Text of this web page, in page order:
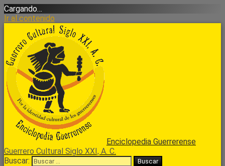
Cargando…
Ir al contenido
Enciclopedia Guerrerense
Guerrero Cultural Siglo XXI, A. C.
Buscar: